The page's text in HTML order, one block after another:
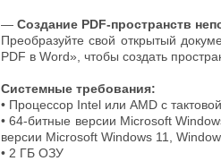
— Создание PDF-пространств
Преобразуйте свой открытый
PDF в Word», чтобы создать
Системные требования:
• Процессор Intel или AMD с
• 64-битные версии Microsoft
версии Microsoft Windows 11,
• 2 ГБ ОЗУ